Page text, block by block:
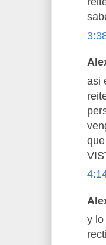
asi
y lo